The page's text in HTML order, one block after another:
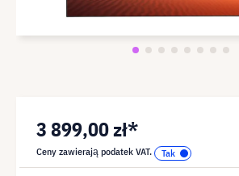
3 899,00 zł*
Ceny zawierają podatek VAT.